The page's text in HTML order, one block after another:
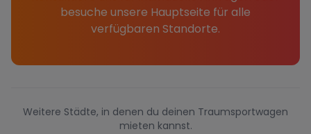
besuche unsere Hauptseite für alle
verfügbaren Standorte.
Weitere Städte, in denen du deinen Traumsportwagen
mieten kannst.